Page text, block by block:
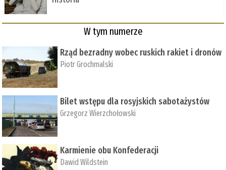
W tym numerze
Rząd bezradny wobec ruskich rakiet i dronów
Piotr Grochmalski
Bilet wstępu dla rosyjskich sabotażystów
Grzegorz Wierzchołowski
Karmienie obu Konfederacji
Dawid Wildstein